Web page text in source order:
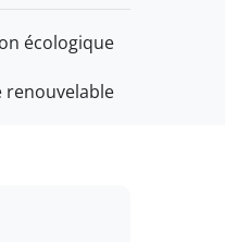
écologique
renouvelable